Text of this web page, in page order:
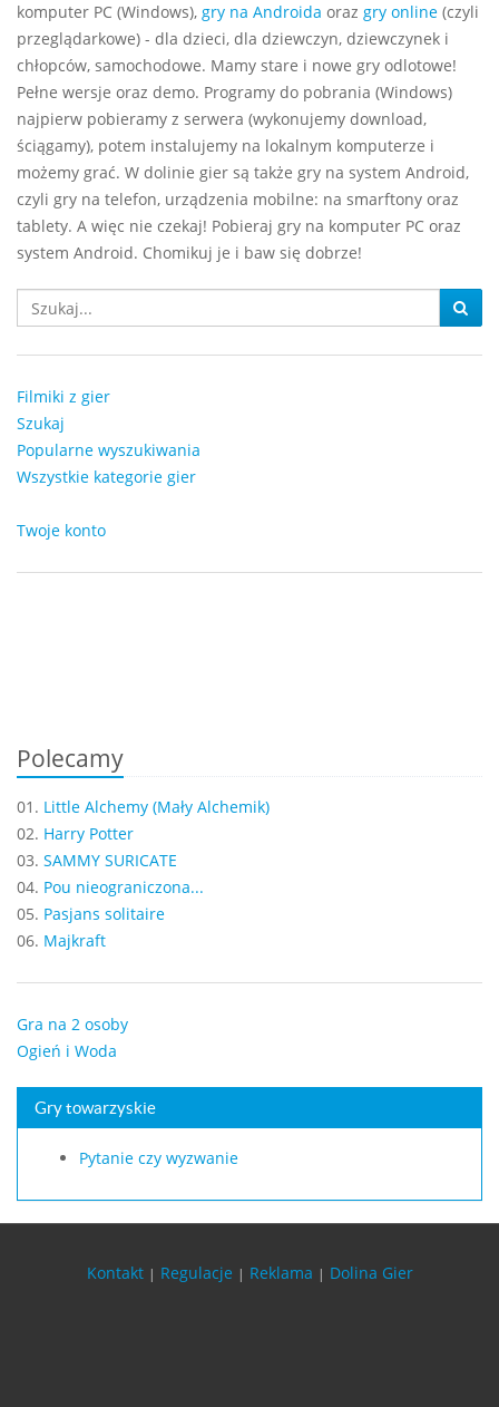
komputer PC (Windows), gry na Androida oraz gry online (czyli
przeglądarkowe) - dla dzieci, dla dziewczyn, dziewczynek i
chłopców, samochodowe. Mamy stare i nowe gry odlotowe!
Pełne wersje oraz demo. Programy do pobrania (Windows)
najpierw pobieramy z serwera (wykonujemy download,
ściągamy), potem instalujemy na lokalnym komputerze i
możemy grać. W dolinie gier są także gry na system Android,
czyli gry na telefon, urządzenia mobilne: na smarftony oraz
tablety. A więc nie czekaj! Pobieraj gry na komputer PC oraz
system Android. Chomikuj je i baw się dobrze!
Filmiki z gier
Szukaj
Popularne wyszukiwania
Wszystkie kategorie gier
Twoje konto
Polecamy
01. Little Alchemy (Mały Alchemik)
02. Harry Potter
03. SAMMY SURICATE
04. Pou nieograniczona...
05. Pasjans solitaire
06. Majkraft
Gra na 2 osoby
Ogień i Woda
Gry towarzyskie
Pytanie czy wyzwanie
Kontakt | Regulacje | Reklama | Dolina Gier